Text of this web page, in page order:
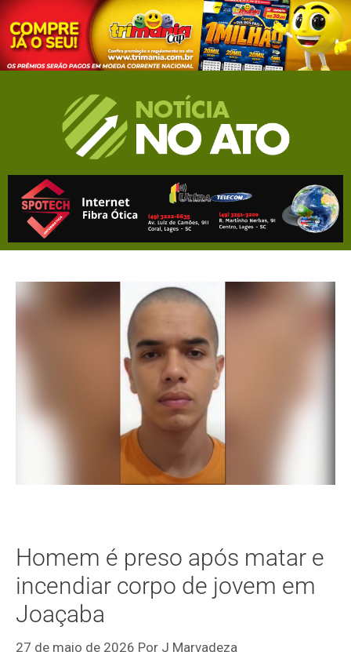
Homem é preso após matar e
incendiar corpo de jovem em
Joaçaba
27 de maio de 2026 Por J Marvadeza